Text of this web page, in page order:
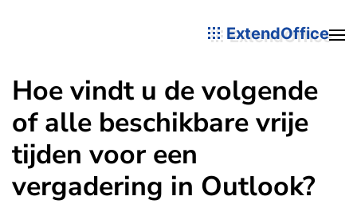
ExtendOffice
Hoe vindt u de volgende
of alle beschikbare vrije
tijden voor een
vergadering in Outlook?